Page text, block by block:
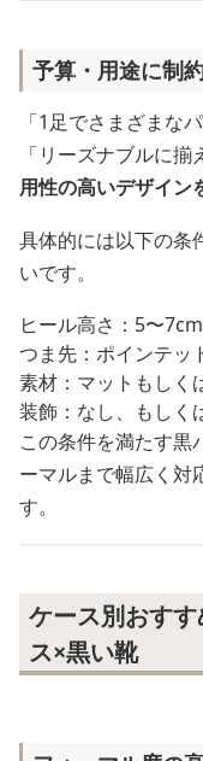
予算・用途に制
「1足でさまざまな
「リーズナブルに揃
用性の高いデザイン
具体的には以下の条
いです。
ヒール高さ：5〜
つま先：ポインテッ
素材：マットもしく
装飾：なし、もしく
この条件を満たす黒
ーマルまで幅広く対
す。
ケース別おす
ス×黒い靴